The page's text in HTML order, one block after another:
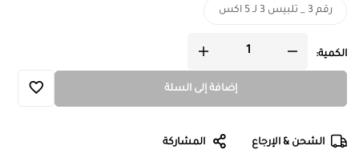
رقم 3 _ تلبيس 3 لـ 5 اكس
الكمية:
إضافة إلى السلة
الشحن & الإرجاع المشاركة